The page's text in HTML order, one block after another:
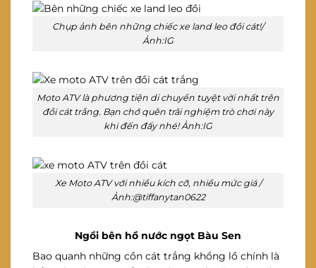
Chụp ảnh bên những chiếc xe land leo đồi cát!/
Ảnh:IG
Moto ATV là phương tiện di chuyển tuyệt vời nhất trên
đồi cát trắng. Bạn chớ quên trãi nghiệm trò chơi này
khi đến đấy nhé! Ảnh:IG
Xe Moto ATV với nhiều kích cỡ, nhiều mức giá /
Ảnh:@tiffanytan0622
Ngồi bên hồ nước ngọt Bàu Sen
Bao quanh những cồn cát trắng khổng lồ chính là